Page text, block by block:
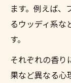
ます。例えば、
るウッディ系な
す。
それぞれの香り
果など異なる心